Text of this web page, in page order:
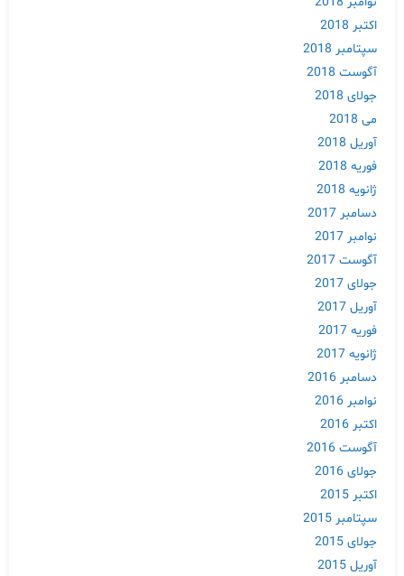
اکتبر 2018
سپتامبر 2018
آگوست 2018
جولای 2018
می 2018
آوریل 2018
فوریه 2018
ژانویه 2018
دسامبر 2017
نوامبر 2017
آگوست 2017
جولای 2017
آوریل 2017
فوریه 2017
ژانویه 2017
دسامبر 2016
نوامبر 2016
اکتبر 2016
آگوست 2016
جولای 2016
اکتبر 2015
سپتامبر 2015
جولای 2015
آوریل 2015